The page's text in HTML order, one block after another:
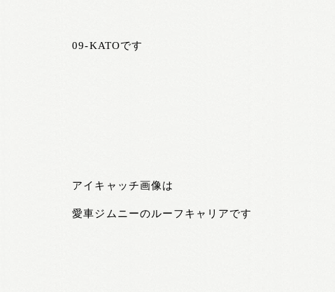
09-KATOです
アイキャッチ画像は
愛車ジムニーのルーフキャリアです